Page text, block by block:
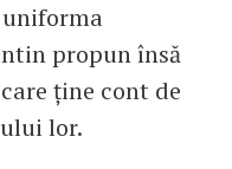
propun însă
ține cont de
lor.